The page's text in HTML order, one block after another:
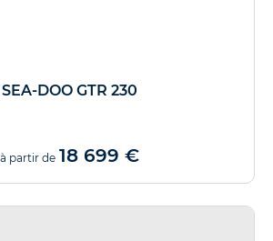
SEA-DOO GTR 230
à partir de 18 699 €